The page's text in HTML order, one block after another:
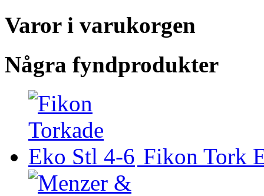
Varor i varukorgen
Några fyndprodukter
Fikon Tork